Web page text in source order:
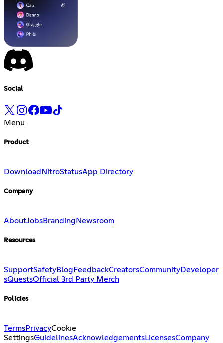
Social
Menu
Product
Download NitroStatusApp Directory
Company
AboutJobsBranding Newsroom
Resources
SupportSafetyBlog FeedbackCreatorsCommunityDeveloper
sQuestsOfficial 3rd Party Merch
Policies
TermsPrivacyCookie
SettingsGuidelinesAcknowledgementsLicensesCompany